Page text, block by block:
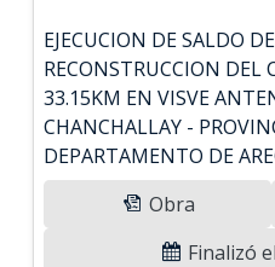
EJECUCION DE SALDO
RECONSTRUCCION DEL
33.15KM EN VISVE
CHANCHALLAY -
DEPARTAMENTO DE
Obra
Finalizó